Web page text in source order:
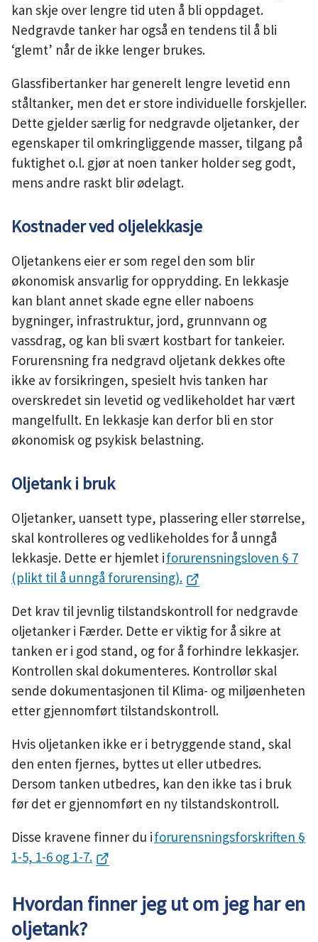
kan skje over lengre tid uten å bli oppdaget.
Nedgravde tanker har også en tendens til å bli
‘glemt’ når de ikke lenger brukes.
Glassfibertanker har generelt lengre levetid enn
ståltanker, men det er store individuelle forskjeller.
Dette gjelder særlig for nedgravde oljetanker, der
egenskaper til omkringliggende masser, tilgang på
fuktighet o.l. gjør at noen tanker holder seg godt,
mens andre raskt blir ødelagt.
Kostnader ved oljelekkasje
Oljetankens eier er som regel den som blir
økonomisk ansvarlig for opprydding. En lekkasje
kan blant annet skade egne eller naboens
bygninger, infrastruktur, jord, grunnvann og
vassdrag, og kan bli svært kostbart for tankeier.
Forurensning fra nedgravd oljetank dekkes ofte
ikke av forsikringen, spesielt hvis tanken har
overskredet sin levetid og vedlikeholdet har vært
mangelfullt. En lekkasje kan derfor bli en stor
økonomisk og psykisk belastning.
Oljetank i bruk
Oljetanker, uansett type, plassering eller størrelse,
skal kontrolleres og vedlikeholdes for å unngå
lekkasje. Dette er hjemlet iforurensningsloven § 7
(plikt til å unngå forurensing).
Det krav til jevnlig tilstandskontroll for nedgravde
oljetanker i Færder. Dette er viktig for å sikre at
tanken er i god stand, og for å forhindre lekkasjer.
Kontrollen skal dokumenteres. Kontrollør skal
sende dokumentasjonen til Klima- og miljøenheten
etter gjennomført tilstandskontroll.
Hvis oljetanken ikke er i betryggende stand, skal
den enten fjernes, byttes ut eller utbedres.
Dersom tanken utbedres, kan den ikke tas i bruk
før det er gjennomført en ny tilstandskontroll.
Disse kravene finner du iforurensningsforskriften §
1-5, 1-6 og 1-7.
Hvordan finner jeg ut om jeg har en
oljetank?